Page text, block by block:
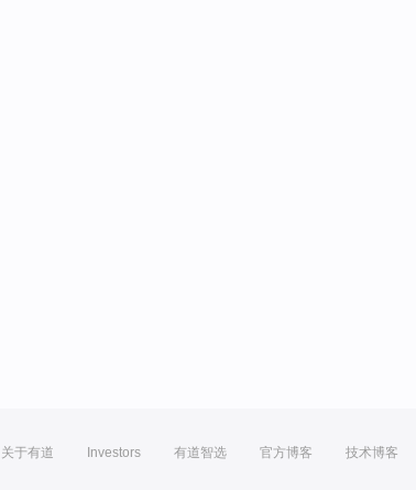
关于有道 Investors 有道智选 官方博客 技术博客